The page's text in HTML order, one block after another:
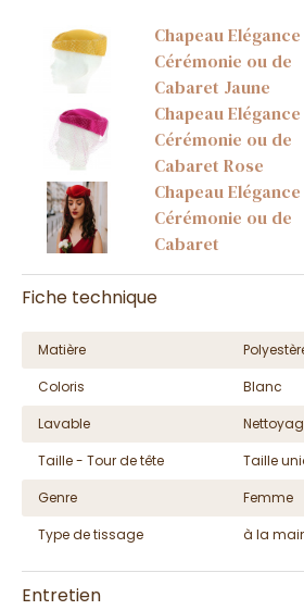
Chapeau
Cérémonie ou de
Cabaret Jaune
Chapeau
Cérémonie ou de
Cabaret Rose
Chapeau
Cérémonie ou de
Cabaret
Fiche technique
Matière
Coloris
Blanc
Lavable
Taille - Tour de tête
Taille
Genre
Femme
Type de tissage
à la
Entretien